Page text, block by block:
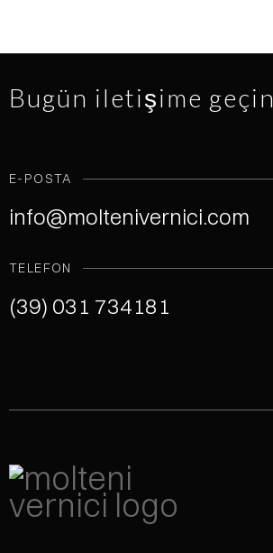
Bugün iletişime geçin
E-POSTA
info@moltenivernici.com
TELEFON
(39) 031 734181